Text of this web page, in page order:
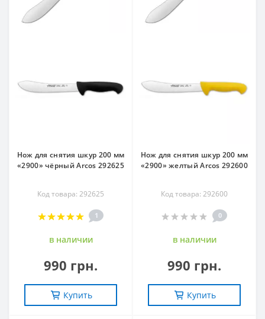
Нож для снятия шкур 200 мм
«2900» чёрный Arcos 292625
Код товара: 292625
1
в наличии
990 грн.
Купить
Нож для снятия шкур 200 мм
«2900» желтый Arcos 292600
Код товара: 292600
0
в наличии
990 грн.
Купить